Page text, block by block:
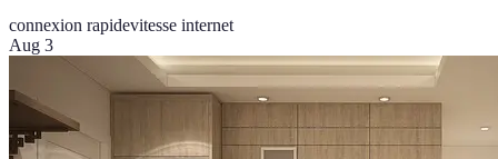
connexion rapidevitesse internet
Aug 3